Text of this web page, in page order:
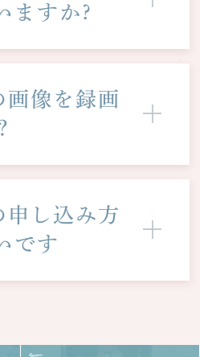
ますか?
画像を録画
申し込み方
です